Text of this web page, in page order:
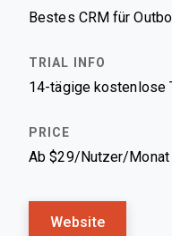
Bestes CRM für
14-tägige kostenlose
Ab $29/Nutzer/Monat
Website